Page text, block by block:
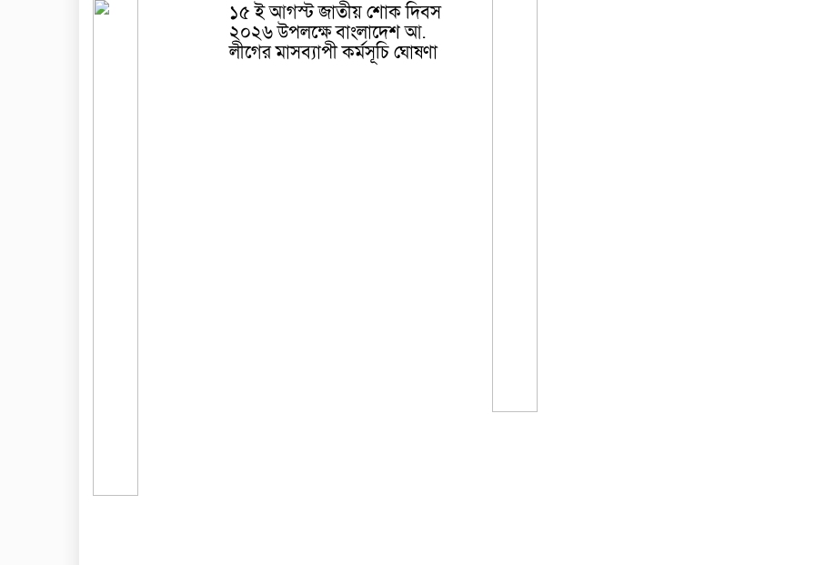
১৫ ই আগস্ট জাতীয় শোক দিবস
২০২৬ উপলক্ষে বাংলাদেশ আ.
লীগের মাসব্যাপী কর্মসূচি ঘোষণা